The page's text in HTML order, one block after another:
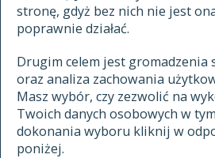
stronę, gdyż bez nich nie jest
poprawnie działać.
Drugim celem jest gromadzenia
oraz analiza zachowania
Masz wybór, czy zezwolić na
Twoich danych osobowych w
dokonania wyboru kliknij w
poniżej.
ostatnio zmodyfikowane hasła
materiały archiwalne
cytowanie
kontakt
zaczynające się od